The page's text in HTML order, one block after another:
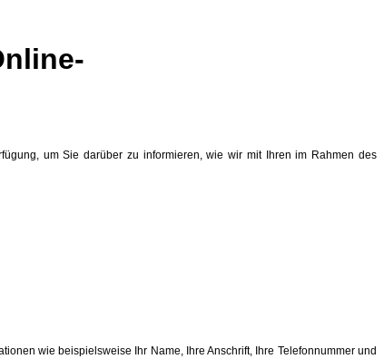
um Sie darüber zu informieren, wie wir mit Ihren im Rahmen des
wie beispielsweise Ihr Name, Ihre Anschrift, Ihre Telefonnummer und